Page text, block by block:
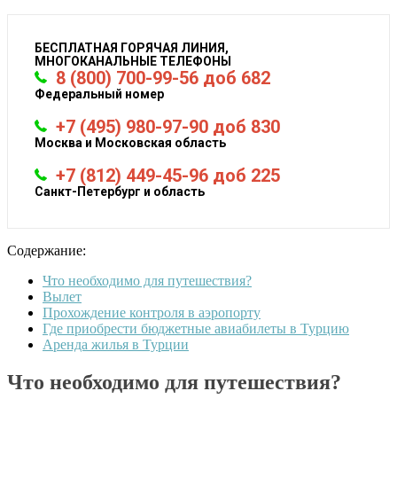
БЕСПЛАТНАЯ ГОРЯЧАЯ ЛИНИЯ,
МНОГОКАНАЛЬНЫЕ ТЕЛЕФОНЫ
8 (800) 700-99-56 доб 682
Федеральный номер
+7 (495) 980-97-90 доб 830
Москва и Московская область
+7 (812) 449-45-96 доб 225
Санкт-Петербург и область
Содержание:
Что необходимо для путешествия?
Вылет
Прохождение контроля в аэропорту
Где приобрести бюджетные авиабилеты в Турцию
Аренда жилья в Турции
Что необходимо для путешествия?